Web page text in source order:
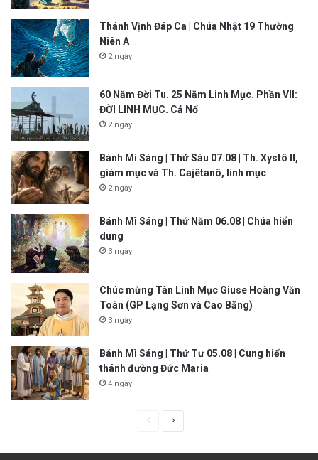
Thánh Vịnh Đáp Ca | Chúa Nhật 19 Thường
Niên A
2 ngày
60 Năm Đời Tu. 25 Năm Linh Mục. Phần VII:
ĐỜI LINH MỤC. Cả Nổ
2 ngày
Bánh Mì Sáng | Thứ Sáu 07.08 | Th. Xystô II,
giám mục và Th. Cajêtanô, linh mục
2 ngày
Bánh Mì Sáng | Thứ Năm 06.08 | Chúa hiển
dung
3 ngày
Chúc mừng Tân Linh Mục Giuse Hoàng Văn
Toàn (GP Lạng Sơn và Cao Bằng)
3 ngày
Bánh Mì Sáng | Thứ Tư 05.08 | Cung hiến
thánh đường Đức Maria
4 ngày